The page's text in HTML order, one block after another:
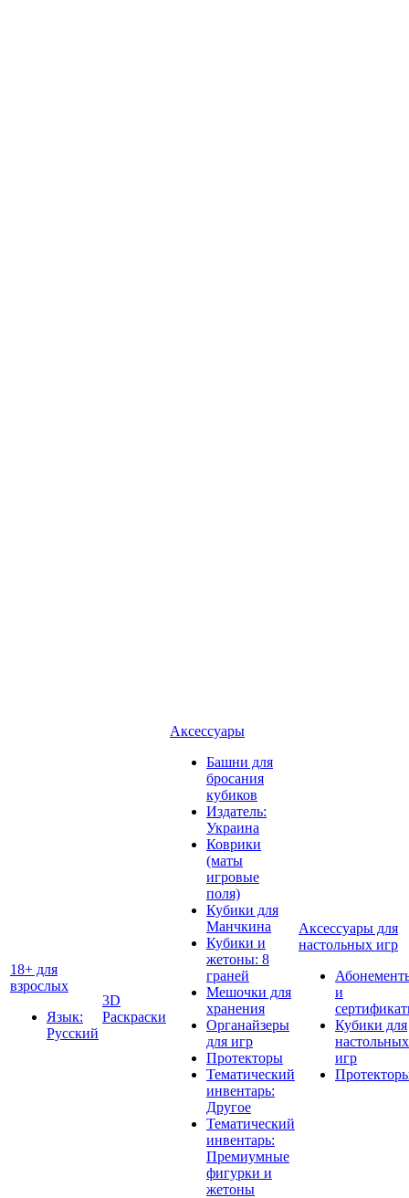
18+ для
взрослых
Язык:
Русский
3D
Раскраски
Аксессуары
Башни для
бросания
кубиков
Издатель:
Украина
Коврики
(маты
игровые
поля)
Кубики для
Манчкина
Кубики и
жетоны: 8
граней
Мешочки для
хранения
Органайзеры
для игр
Протекторы
Тематический
инвентарь:
Другое
Тематический
инвентарь:
Премиумные
фигурки и
жетоны
Аксессуары для
настольных игр
и
Кубики для
настольных
игр